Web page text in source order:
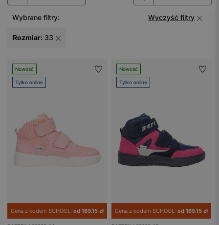
Wybrane filtry: Wyczyść filtry
Rozmiar: 33
Nowość
Tylko online
Cena z kodem SCHOOL: od 169.15 zł
Nowość
Tylko online
Cena z kodem SCHOOL: od 169.15 zł